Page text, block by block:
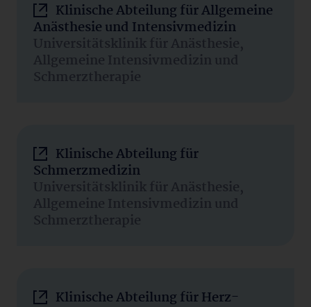
Klinische Abteilung für Allgemeine
Anästhesie und Intensivmedizin
Universitätsklinik für Anästhesie,
Allgemeine Intensivmedizin und
Schmerztherapie
Klinische Abteilung für
Schmerzmedizin
Universitätsklinik für Anästhesie,
Allgemeine Intensivmedizin und
Schmerztherapie
Klinische Abteilung für Herz-